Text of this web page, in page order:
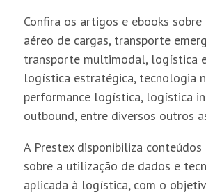
Confira os artigos e ebooks
aéreo de cargas, transporte
transporte multimodal, logística
logística estratégica, tecnologia
performance logística, logística
outbound, entre diversos outros
A Prestex disponibiliza
sobre a utilização de dados e
aplicada à logística, com o